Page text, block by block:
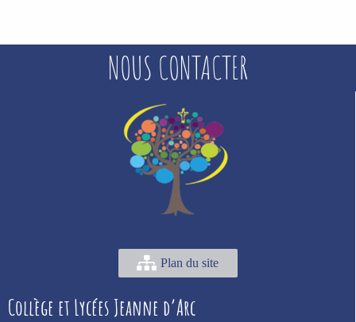
NOUS CONTACTER
Plan du site
Collège et Lycées Jeanne d’Arc